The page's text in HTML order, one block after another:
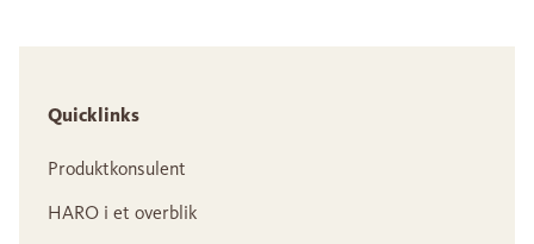
Quicklinks
Produktkonsulent
HARO i et overblik